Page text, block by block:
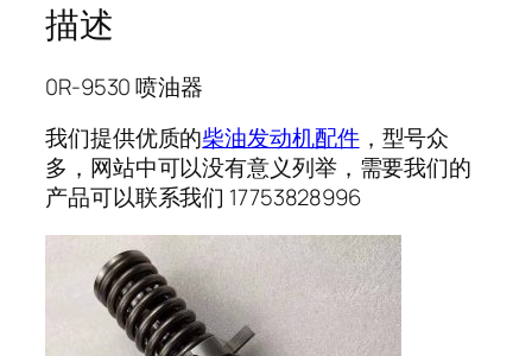
描述
0R-9530 喷油器
我们提供优质的柴油发动机配件，型号众
多，网站中可以没有意义列举，需要我们的
产品可以联系我们 17753828996